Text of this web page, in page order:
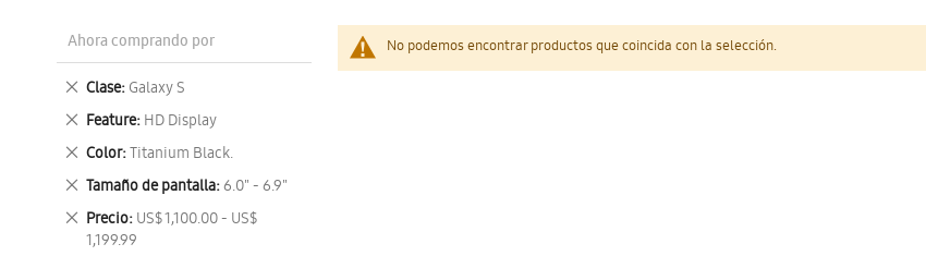
No podemos encontrar productos que coincida con la selección.
Ahora comprando por
Clase Galaxy S
Eliminar
este
artículo
Feature HD Display
Eliminar
este
artículo
Color Titanium Black.
Eliminar
este
artículo
Tamaño de pantalla 6.0" - 6.9"
Eliminar
este
artículo
Precio US$ 1,100.00 - US$
1,199.99
Eliminar
este